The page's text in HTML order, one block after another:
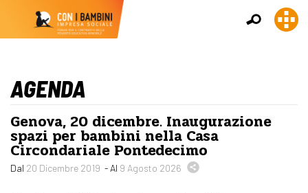
AGENDA
Genova, 20 dicembre. Inaugurazione
spazi per bambini nella Casa
Circondariale Pontedecimo
Dal 20 Dicembre 2019 - Al 9 Agosto 2026